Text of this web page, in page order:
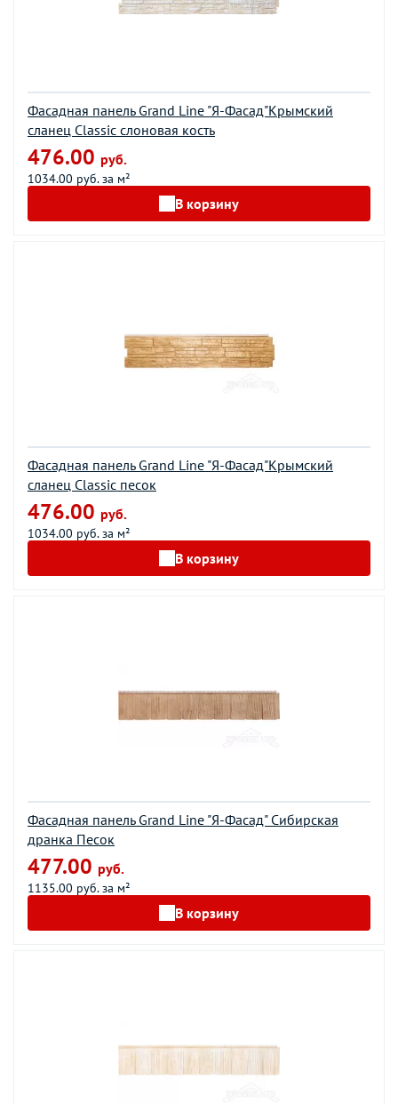
Фасадная панель Grand Line "Я-Фасад"Крымский
сланец Classic слоновая кость
476.00 руб.
1034.00 руб. за м²
В корзину
Фасадная панель Grand Line "Я-Фасад"Крымский
сланец Classic песок
476.00 руб.
1034.00 руб. за м²
В корзину
Фасадная панель Grand Line "Я-Фасад" Сибирская
дранка Песок
477.00 руб.
1135.00 руб. за м²
В корзину